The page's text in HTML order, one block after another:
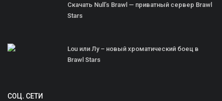
Скачать Null’s Brawl — приватный сервер Brawl
Stars
Lou или Лу – новый хроматический боец в
Brawl Stars
СОЦ. СЕТИ